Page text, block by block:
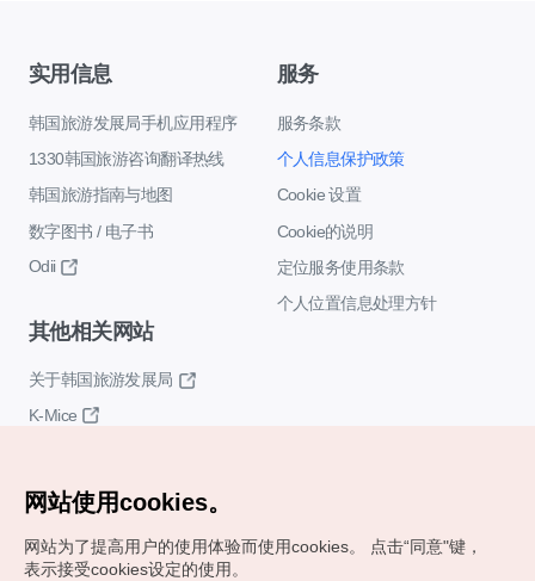
实用信息
韩国旅游发展局手机应用程序
1330韩国旅游咨询翻译热线
韩国旅游指南与地图
数字图书 / 电子书
Odii
服务
服务条款
个人信息保护政策
Cookie 设置
Cookie的说明
定位服务使用条款
个人位置信息处理方针
其他相关网站
关于韩国旅游发展局
K-Mice
网站使用cookies。
网站为了提高用户的使用体验而使用cookies。
点击“同意"键，
表示接受cookies设定的使用。